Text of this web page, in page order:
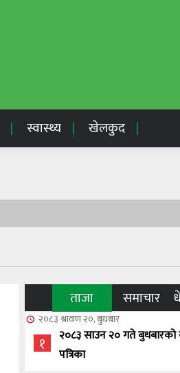
स्वास्थ्य
खेलकुद
ताजा समाचार
२०८३ श्रावण २०, बुधबार
१
२०८३ साउन २० गते
पत्रिका